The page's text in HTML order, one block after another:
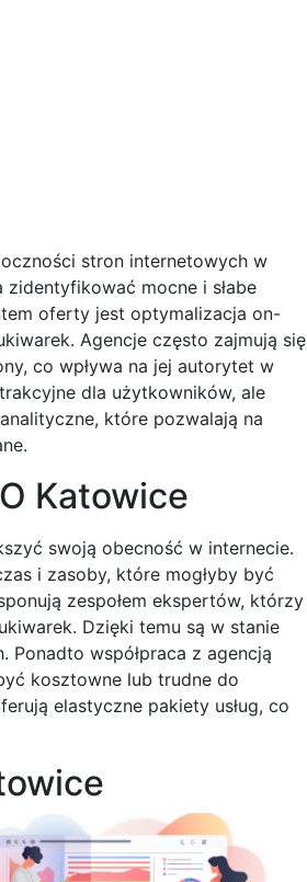
stron internetowych w
mocne i słabe
oferty jest optymalizacja on-
Agencje często zajmują się
co wpływa na jej autorytet w
dla użytkowników, ale
które pozwalają na
Katowice
swoją obecność w internecie.
i zasoby, które mogłyby być
zespołem ekspertów, którzy
Dzięki temu są w stanie
współpraca z agencją
kosztowne lub trudne do
elastyczne pakiety usług, co